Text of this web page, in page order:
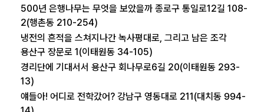
500년 은행나무는 무엇을 보았을까 종로구 통일로12길 108-
2(행촌동 210-254)
냉전의 흔적을 스쳐지나간 녹사평대로, 그리고 남은 조각
용산구 장문로 1(이태원동 34-105)
경리단에 기대서서 용산구 회나무로6길 20(이태원동 293-
13)
얘들아! 어디로 전학갔어? 강남구 영동대로 211(대치동 994-